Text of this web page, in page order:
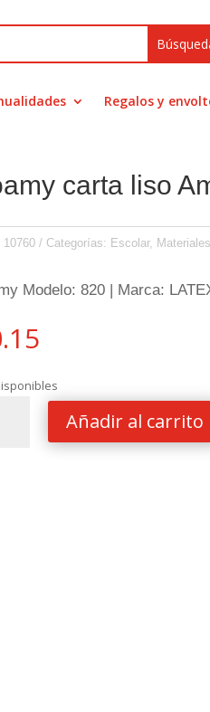
Regalos y
carta liso
10760 Categorías: Escolar,
Modelo: 820 | Marca:
Añadir al carrito